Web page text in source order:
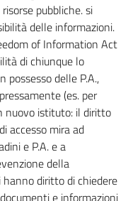
pubbliche. si
delle informazioni.
of Information Act
di chiunque lo
possesso delle P.A.,
(es. per
nuovo istituto: il diritto
accesso mira ad
e P.A. e a
della
diritto di chiedere
e informazioni